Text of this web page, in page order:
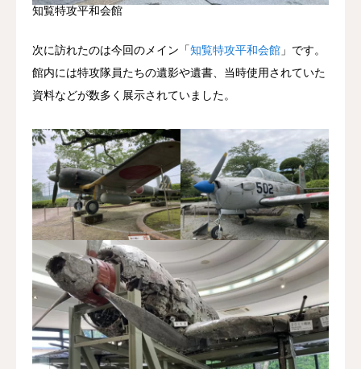
知覧特攻平和会館
次に訪れたのは今回のメイン「知覧特攻平和会館 」です。
館内には特攻隊員たちの遺影や遺書、当時使用されていた
資料などが数多く展示されていました。